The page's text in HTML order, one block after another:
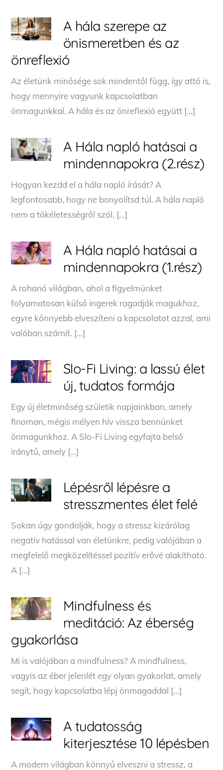
A hála szerepe az
önismeretben és az
önreflexió
Az életünk minősége sok mindentől függ, így attó is,
hogy mennyire vagyunk kapcsolatban
önmagunkkal. A hála és az önreflexió együtt […]
A Hála napló hatásai a
mindennapokra (2.rész)
Hogyan kezdd el a hála napló írását? A
legfontosabb, hogy ne bonyolítsd túl. A hála napló
nem a tökéletességről szól, […]
A Hála napló hatásai a
mindennapokra (1.rész)
A rohanó világban, ahol a figyelmünket
folyamatosan külső ingerek ragadják magukhoz,
egyre könnyebb elveszíteni a kapcsolatot azzal, ami
valóban számít. […]
Slo-Fi Living: a lassú élet
új, tudatos formája
Egy új életminőség születik napjainkban, amely
finoman, mégis mélyen hív vissza bennünket
önmagunkhoz. A Slo-Fi Living egyfajta belső
iránytű, amely […]
Lépésről lépésre a
stresszmentes élet felé
Sokan úgy gondolják, hogy a stressz kizárólag
negatív hatással van életünkre, pedig valójában a
megfelelő megközelítéssel pozitív erővé alakítható.
A […]
Mindfulness és
meditáció: Az éberség
gyakorlása
Mi is valójában a mindfulness? A mindfulness,
vagyis az éber jelenlét egy olyan gyakorlat, amely
segít, hogy kapcsolatba lépj önmagaddal […]
A tudatosság
kiterjesztése 10 lépésben
A modern világban könnyű elveszni a stressz, a